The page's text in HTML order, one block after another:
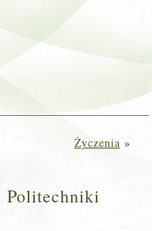
Życzenia »
Politechniki